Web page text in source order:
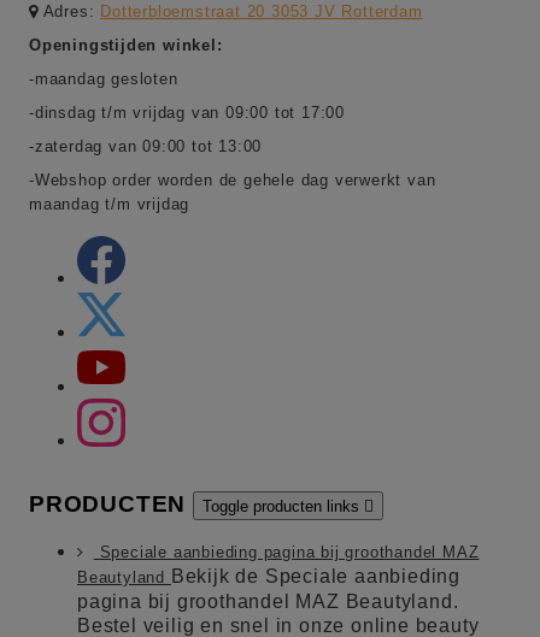
Adres: Dotterbloemstraat 20 3053 JV Rotterdam
Openingstijden winkel:
-maandag gesloten
-dinsdag t/m vrijdag van 09:00 tot 17:00
-zaterdag van 09:00 tot 13:00
-Webshop order worden de gehele dag verwerkt van
maandag t/m vrijdag
PRODUCTEN Toggle producten links 
Speciale aanbieding pagina bij groothandel MAZ
Beautyland Bekijk de Speciale aanbieding
pagina bij groothandel MAZ Beautyland.
Bestel veilig en snel in onze online beauty